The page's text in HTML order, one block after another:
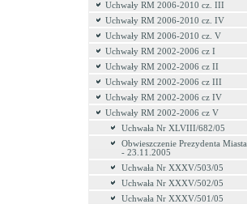
Uchwały RM 2006-2010 cz. III
Uchwały RM 2006-2010 cz. IV
Uchwały RM 2006-2010 cz. V
Uchwały RM 2002-2006 cz I
Uchwały RM 2002-2006 cz II
Uchwały RM 2002-2006 cz III
Uchwały RM 2002-2006 cz IV
Uchwały RM 2002-2006 cz V
Uchwała Nr XLVIII/682/05
Obwieszczenie Prezydenta Miasta
- 23.11.2005
Uchwała Nr XXXV/503/05
Uchwała Nr XXXV/502/05
Uchwała Nr XXXV/501/05